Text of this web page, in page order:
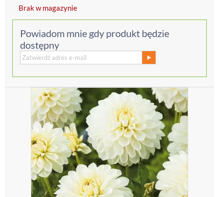
Brak w magazynie
Powiadom mnie gdy produkt będzie
dostępny